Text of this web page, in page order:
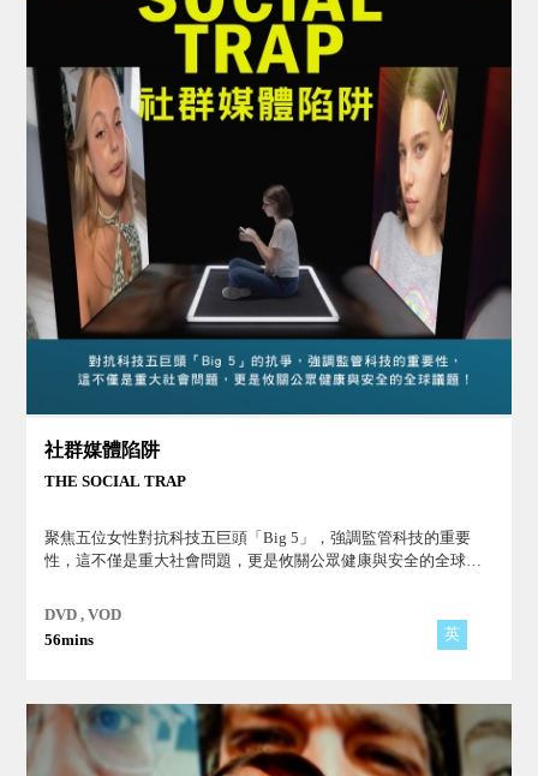
社群媒體陷阱
THE SOCIAL TRAP
聚焦五位女性對抗科技五巨頭「Big 5」，強調監管科技的重要
性，這不僅是重大社會問題，更是攸關公眾健康與安全的全球議
DVD , VOD
56mins
英